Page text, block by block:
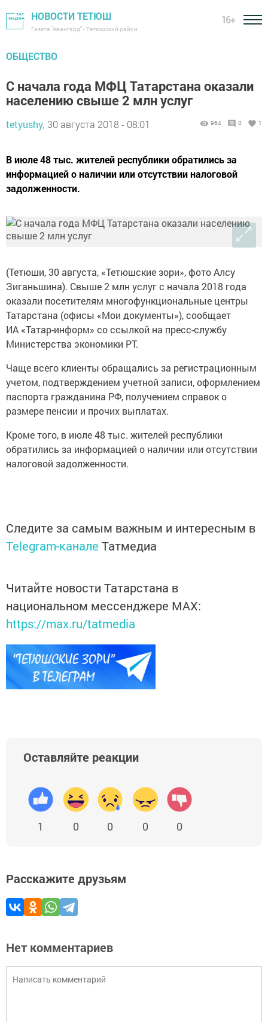
НОВОСТИ ТЕТЮШ
Газета "Авангард" - Тетюшский район
16+
ОБЩЕСТВО
С начала года МФЦ Татарстана оказали
населению свыше 2 млн услуг
tetyushy, 30 августа 2018 - 08:01 964 0 1
В июле 48 тыс. жителей республики обратились за
информацией о наличии или отсутствии налоговой
задолженности.
(Тетюши, 30 августа, «Тетюшские зори», фото Алсу
Зиганьшина). Свыше 2 млн услуг с начала 2018 года
оказали посетителям многофункциональные центры
Татарстана (офисы «Мои документы»), сообщает
ИА «Татар-информ» со ссылкой на пресс-службу
Министерства экономики РТ.
Чаще всего клиенты обращались за регистрационным
учетом, подтверждением учетной записи, оформлением
паспорта гражданина РФ, получением справок о
размере пенсии и прочих выплатах.
Кроме того, в июле 48 тыс. жителей республики
обратились за информацией о наличии или отсутствии
налоговой задолженности.
Следите за самым важным и интересным в
Telegram-канале Татмедиа
Читайте новости Татарстана в
национальном мессенджере MАХ:
https://max.ru/tatmedia
Оставляйте реакции
1 0 0 0 0
Расскажите друзьям
Нет комментариев